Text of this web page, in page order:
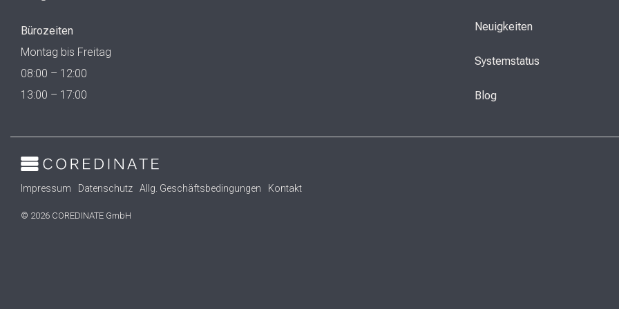
Bürozeiten
Montag bis Freitag
08:00 – 12:00
13:00 – 17:00
Neuigkeiten
Systemstatus
Blog
Impressum Datenschutz Allg. Geschäftsbedingungen Kontakt
© 2026 COREDINATE GmbH